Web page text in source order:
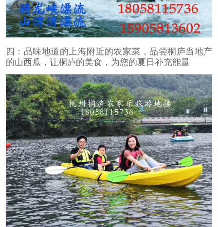
四：品味地道的上海附近的农家菜，品尝桐庐当地产
的山西瓜，让桐庐的美食，为您的夏日补充能量